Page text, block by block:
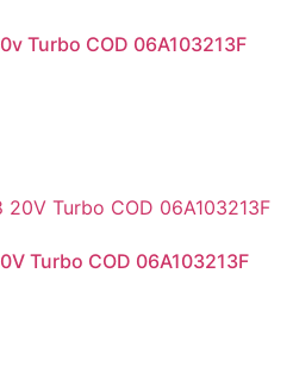
Turbo COD 06A103213F
Turbo COD 06A103213F